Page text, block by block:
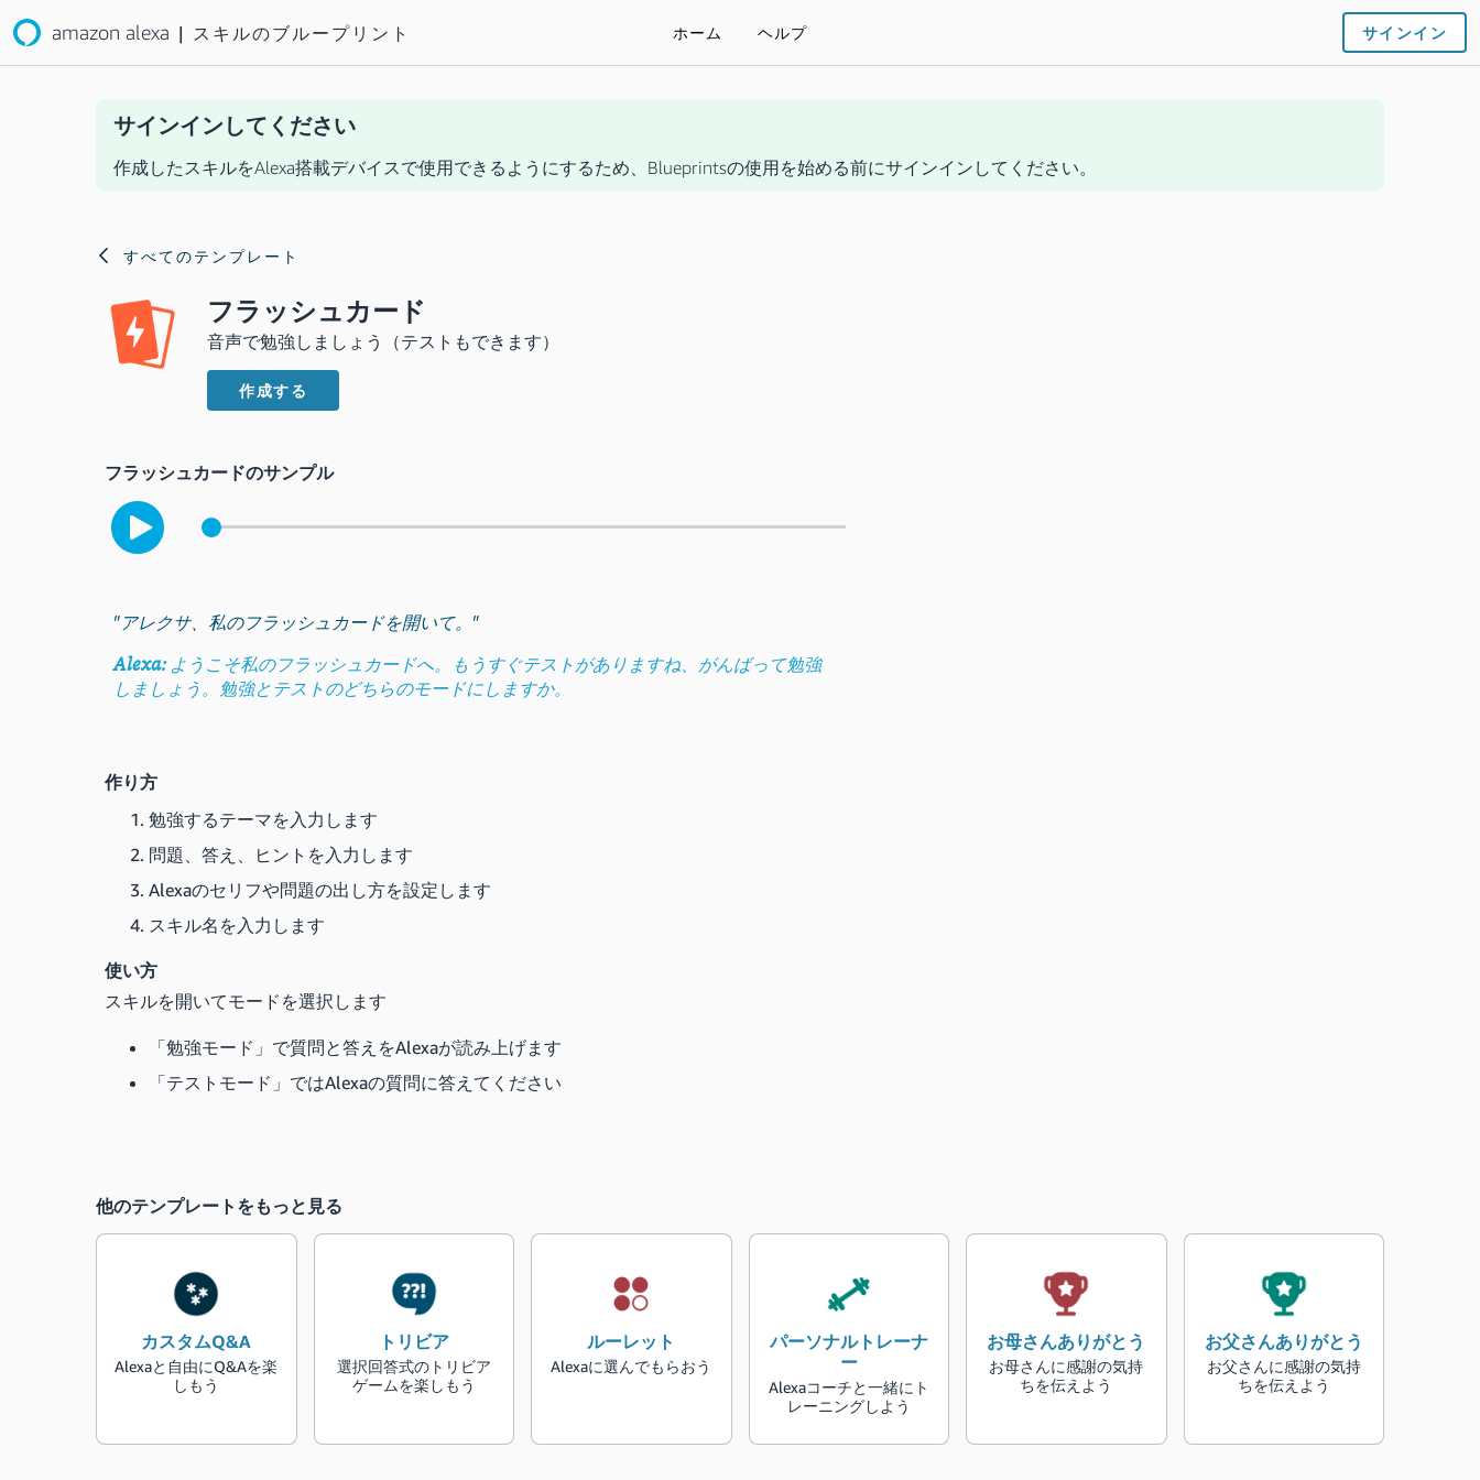
amazon alexa | スキルのブループリント ホーム ヘルプ サインイン
サインインしてください
作成したスキルをAlexa搭載デバイスで使用できるようにするため、Blueprintsの使用を始める前にサインインしてください。
すべてのテンプレート
フラッシュカード
音声で勉強しましょう（テストもできます）
作成する
フラッシュカードのサンプル
"アレクサ、私のフラッシュカードを開いて。"
Alexa: ようこそ私のフラッシュカードへ。もうすぐテストがありますね、がんばって勉強
しましょう。勉強とテストのどちらのモードにしますか。
作り方
勉強するテーマを入力します
問題、答え、ヒントを入力します
Alexaのセリフや問題の出し方を設定します
スキル名を入力します
使い方
スキルを開いてモードを選択します
「勉強モード」で質問と答えをAlexaが読み上げます
「テストモード」ではAlexaの質問に答えてください
他のテンプレートをもっと見る
カスタムQ&A
Alexaと自由にQ&Aを楽
しもう
トリビア
選択回答式のトリビア
ゲームを楽しもう
ルーレット
Alexaに選んでもらおう
パーソナルトレーナ
ー
Alexaコーチと一緒にト
レーニングしよう
お母さんありがとう
お母さんに感謝の気持
ちを伝えよう
お父さんありがとう
お父さんに感謝の気持
ちを伝えよう